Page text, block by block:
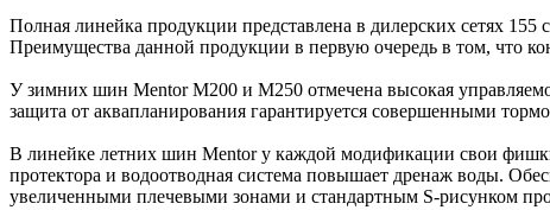
Полная линейка продукции представлена в дилерских сетях
Преимущества данной продукции в первую очередь в том, что
У зимних шин Mentor М200 и М250 отмечена высокая
защита от аквапланирования гарантируется совершенными
В линейке летних шин Mentor у каждой модификации свои
протектора и водоотводная система повышает дренаж воды.
увеличенными плечевыми зонами и стандартным S-рисунком